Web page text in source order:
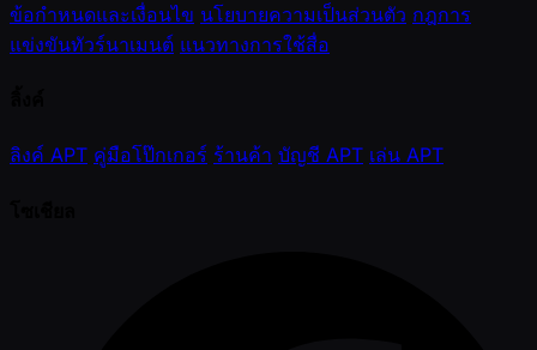
ข้อกำหนดและเงื่อนไข นโยบายความเป็นส่วนตัว กฎการ
แข่งขันทัวร์นาเมนต์ แนวทางการใช้สื่อ
ลิงค์ APT คู่มือโป๊กเกอร์ ร้านค้า บัญชี APT เล่น APT